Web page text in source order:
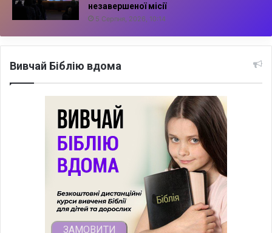
незавершеної місії
5 Серпня, 2026, 10:14
Вивчай Біблію вдома